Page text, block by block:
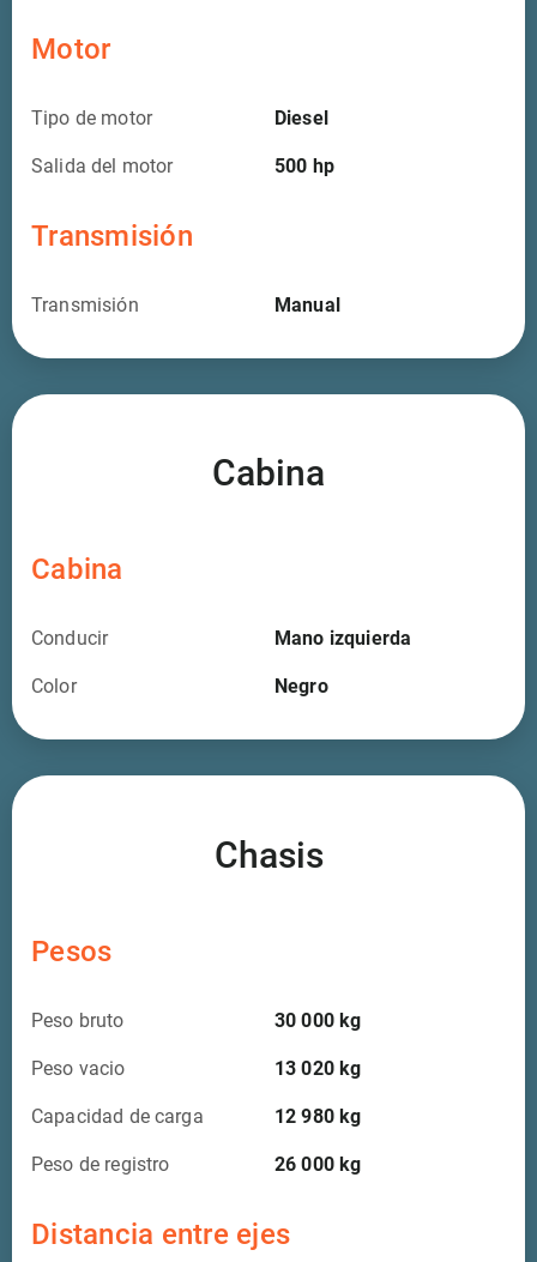
Motor
Tipo de motor Diesel
Salida del motor 500 hp
Transmisión
Transmisión Manual
Cabina
Cabina
Conducir Mano izquierda
Color Negro
Chasis
Pesos
Peso bruto 30 000kg
Peso vacio 13 020kg
Capacidad de carga 12 980kg
Peso de registro 26 000kg
Distancia entre ejes